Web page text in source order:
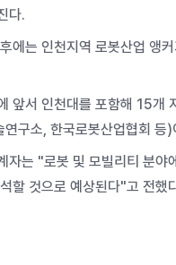
다.
에는 인천지역 로봇산업 앵
앞서 인천대를 포함해 15개
연구소, 한국로봇산업협회
자는 "로봇 및 모빌리티 분야
할 것으로 예상된다"고 전했